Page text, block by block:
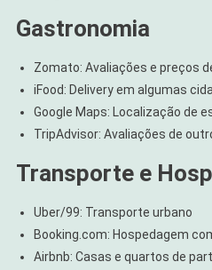
Gastronomia
Zomato: Avaliações e preços
iFood: Delivery em algumas
Google Maps: Localização de
TripAdvisor: Avaliações de
Transporte e
Uber/99: Transporte urbano
Booking.com: Hospedagem
Airbnb: Casas e quartos de